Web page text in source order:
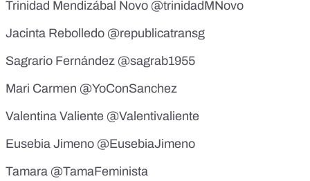
Trinidad Mendizábal Novo @trinidadMNovo
Jacinta Rebolledo @republicatransg
Sagrario Fernández @sagrab1955
Mari Carmen @YoConSanchez
Valentina Valiente @Valentivaliente
Eusebia Jimeno @EusebiaJimeno
Tamara @TamaFeminista